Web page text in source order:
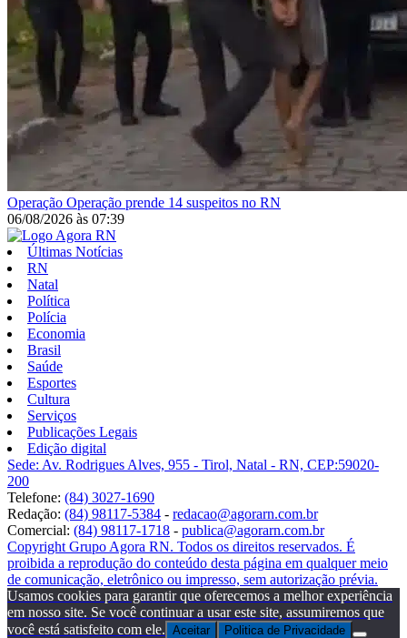
Operação Operação prende 14 suspeitos no RN
06/08/2026 às 07:39
Últimas Notícias
RN
Natal
Política
Polícia
Economia
Brasil
Saúde
Esportes
Cultura
Serviços
Publicações Legais
Edição digital
Sede: Av. Rodrigues Alves, 955 - Tirol, Natal - RN, CEP:59020-
200
Telefone: (84) 3027-1690
Redação: (84) 98117-5384 - redacao@agorarn.com.br
Comercial: (84) 98117-1718 - publica@agorarn.com.br
Copyright Grupo Agora RN. Todos os direitos reservados. É
proibida a reprodução do conteúdo desta página em qualquer meio
de comunicação, eletrônico ou impresso, sem autorização prévia.
Usamos cookies para garantir que oferecemos a melhor experiência
em nosso site. Se você continuar a usar este site, assumiremos que
você está satisfeito com ele. Aceitar Politica de Privacidade